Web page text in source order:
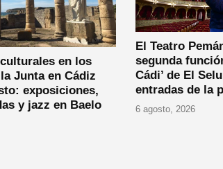
en los
Junta en Cádiz
exposiciones,
y jazz en Baelo
El Teatro
segunda
Cádi’ de El
entradas de la
6 agosto, 2026